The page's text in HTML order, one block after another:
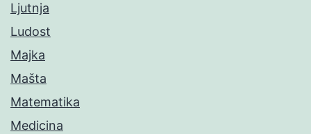
Ljutnja
Ludost
Majka
Mašta
Matematika
Medicina